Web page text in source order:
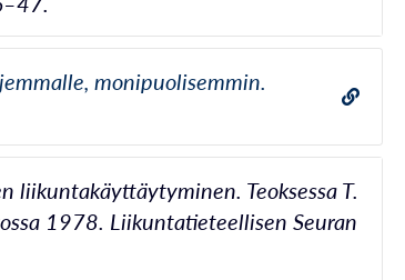
monipuolisemmin.
liikuntakäyttäytyminen. Teoksessa T.
1978. Liikuntatieteellisen Seuran